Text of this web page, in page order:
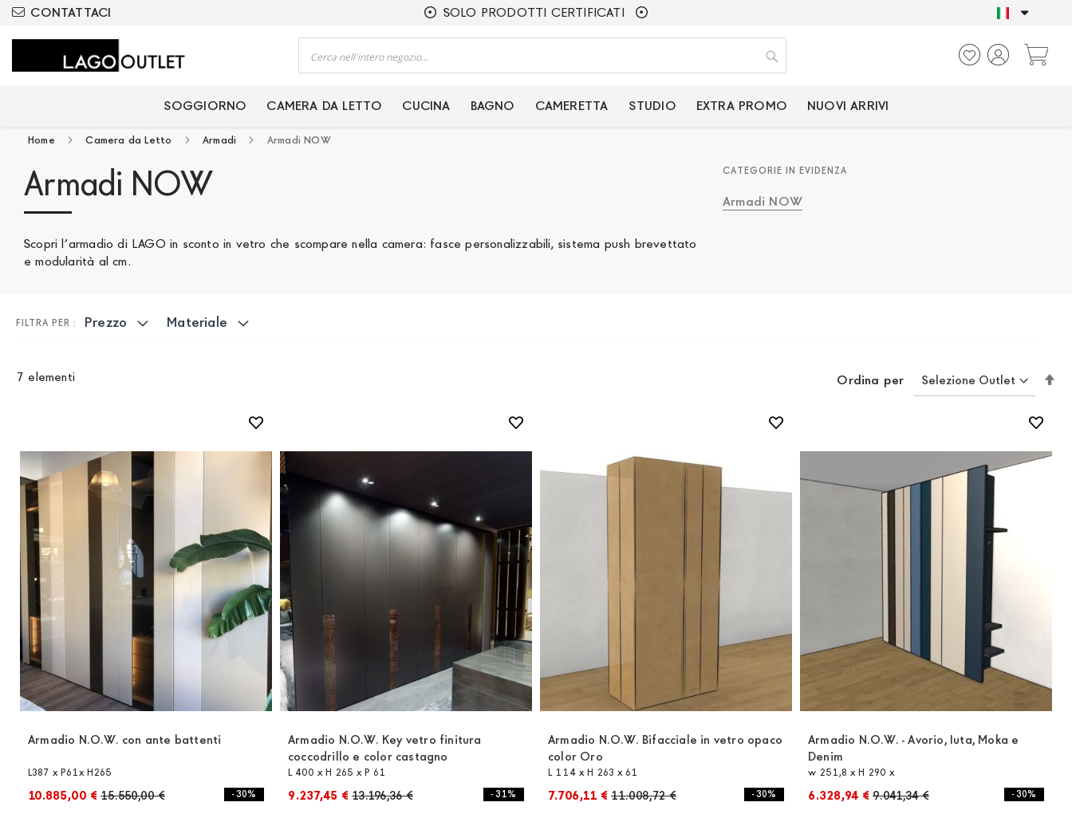
CONTATTACI
CERTIFICATI SOLO PRODOTTI CERTIFICATI SOLO PRODOTTI
Cerca
SOGGIORNO CAMERA DA LETTO CUCINA BAGNO CAMERETTA STUDIO EXTRA PROMO NUOVI ARRIVI
Home Camera da Letto Armadi Armadi NOW
Armadi NOW
Scopri l’armadio di LAGO in sconto in vetro che scompare nella camera: fasce personalizzabili, sistema push brevettato
e modularità al cm.
CATEGORIE IN EVIDENZA
Armadi NOW
7 elementi Ordina per
Armadio N.O.W. con ante battenti
L387 x P61x H265
10.885,00 € 15.550,00 € - 30%
Armadio N.O.W. Key vetro finitura
coccodrillo e color castagno
L 400 x H 265 x P 61
9.237,45 € 13.196,36 € - 31%
Armadio N.O.W. Bifacciale in vetro opaco
color Oro
L 114 x H 263 x 61
7.706,11 € 11.008,72 € - 30%
Armadio N.O.W. - Avorio, Iuta, Moka e
Denim
w 251,8 x H 290 x
6.328,94 € 9.041,34 € - 30%
Prezzo Materiale